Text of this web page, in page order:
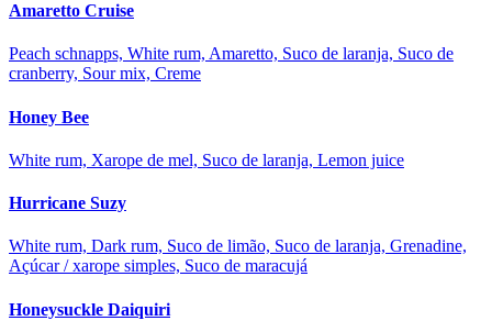
Amaretto Cruise
Peach schnapps, White rum, Amaretto, Suco de laranja, Suco de
cranberry, Sour mix, Creme
Honey Bee
White rum, Xarope de mel, Suco de laranja, Lemon juice
Hurricane Suzy
White rum, Dark rum, Suco de limão, Suco de laranja, Grenadine,
Açúcar / xarope simples, Suco de maracujá
Honeysuckle Daiquiri